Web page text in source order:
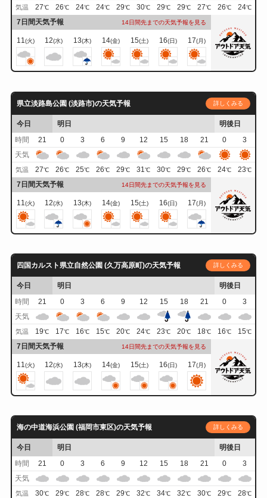
気温 27℃ 26℃ 24℃ 24℃ 29℃ 30℃ 29℃ 29℃ 27℃ 26℃ 24℃
7日間天気予報 14日間先までの天気予報を見る
11(火) 12(水) 13(木) 14(金) 15(土) 16(日) 17(月)
県立淡路島公園 (淡路市)の天気予報 詳しくみる
今日 明日
明後日
時間
21 0 3 6 9 12 15 18 21 0
3
天気
気温 27℃ 26℃ 25℃ 26℃ 29℃ 31℃ 30℃ 29℃ 26℃ 24℃ 23℃
7日間天気予報 14日間先までの天気予報を見る
11(火) 12(水) 13(木) 14(金) 15(土) 16(日) 17(月)
四国カルスト県立自然公園 (久万高原町)の天気予報 詳しくみる
今日 明日
明後日
時間
21 0 3 6 9 12 15 18 21 0
3
天気
気温 19℃ 17℃ 16℃ 15℃ 20℃ 24℃ 23℃ 20℃ 18℃ 16℃ 15℃
7日間天気予報 14日間先までの天気予報を見る
11(火) 12(水) 13(木) 14(金) 15(土) 16(日) 17(月)
海の中道海浜公園 (福岡市東区)の天気予報 詳しくみる
今日 明日
明後日
時間
21 0 3 6 9 12 15 18 21 0
3
天気
気温 30℃ 29℃ 28℃ 28℃ 29℃ 32℃ 34℃ 32℃ 30℃ 29℃ 28℃